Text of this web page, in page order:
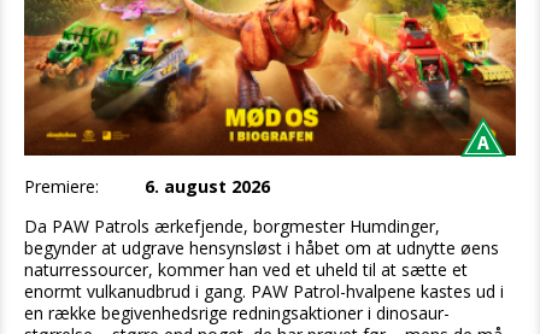
Premiere:
6. august 2026
Da PAW Patrols ærkefjende, borgmester Humdinger,
begynder at udgrave hensynsløst i håbet om at udnytte øens
naturressourcer, kommer han ved et uheld til at sætte et
enormt vulkanudbrud i gang. PAW Patrol-hvalpene kastes ud i
en række begivenhedsrige redningsaktioner i dinosaur-